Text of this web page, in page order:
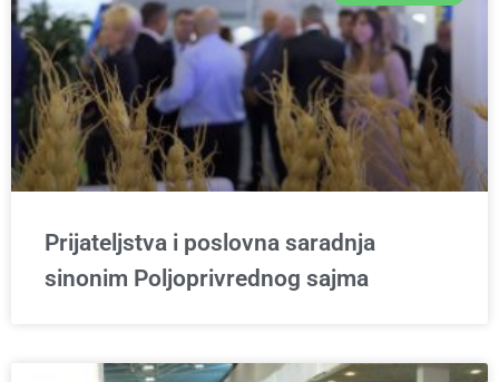
Prijateljstva i poslovna saradnja
sinonim Poljoprivrednog sajma